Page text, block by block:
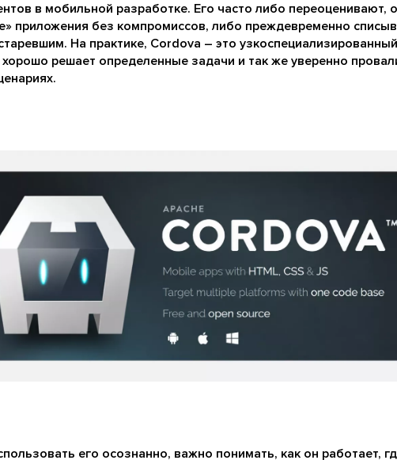
в мобильной разработке. Его часто либо переоценивают,
приложения без компромиссов, либо преждевременно
На практике, Cordova – это
решает определенные задачи и так же уверенно
его осознанно, важно понимать, как он работает,